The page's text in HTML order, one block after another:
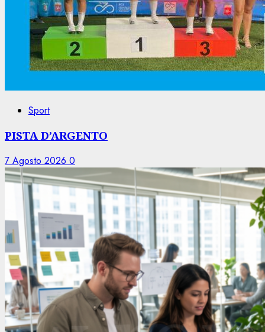
Sport
PISTA D’ARGENTO
7 Agosto 2026 0